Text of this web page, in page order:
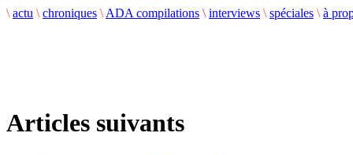
\ actu \ chroniques \ ADA compilations \ interviews \ spéciales \ à
Articles suivants